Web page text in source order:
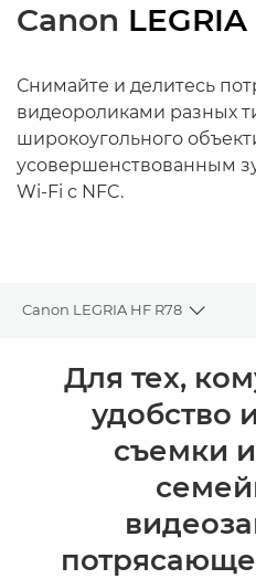
Canon
Снимайте и делитесь
видеороликами разных
широкоугольного
усовершенствованным
Wi-Fi с NFC.
Canon LEGRIA HF R78
Toggle
Общая информация
Технические характеристики
Для тех,
удобство
съемки